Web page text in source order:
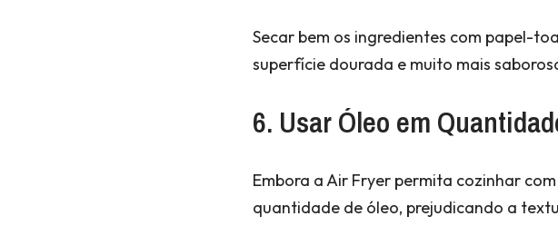
Secar bem os ingredientes com papel-
superfície dourada e muito mais
6. Usar Óleo em
Embora a Air Fryer permita cozinhar
quantidade de óleo, prejudicando a